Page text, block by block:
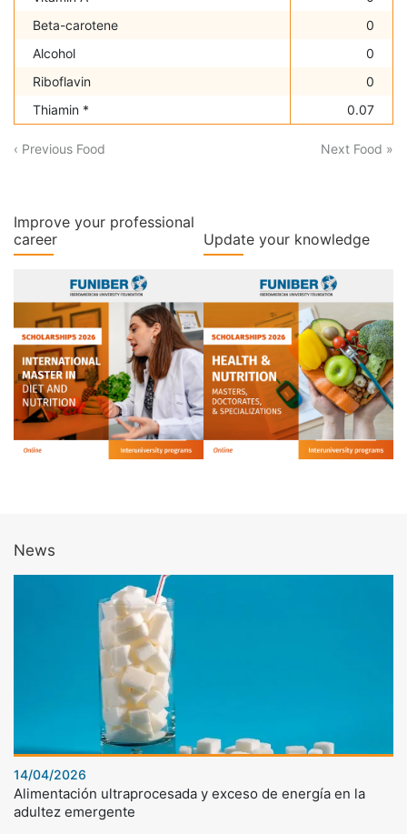
Beta-carotene
0
Alcohol
0
Riboflavin
0
Thiamin *
0.07
‹ Previous Food Next Food »
Improve your professional
career
Update your knowledge
News
14/04/2026
Alimentación ultraprocesada y exceso de energía en la
adultez emergente